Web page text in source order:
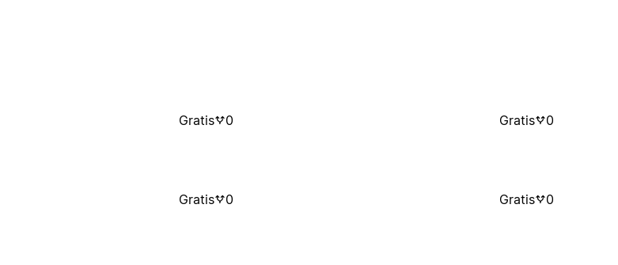
Gratis 0 Gratis 0
Gratis 0 Gratis 0